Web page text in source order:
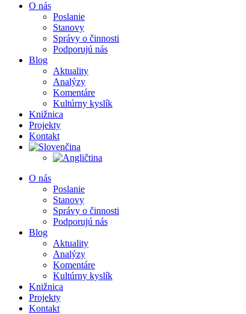
O nás
Poslanie
Stanovy
Správy o činnosti
Podporujú nás
Blog
Aktuality
Analýzy
Komentáre
Kultúrny kyslík
Knižnica
Projekty
Kontakt
O nás
Poslanie
Stanovy
Správy o činnosti
Podporujú nás
Blog
Aktuality
Analýzy
Komentáre
Kultúrny kyslík
Knižnica
Projekty
Kontakt